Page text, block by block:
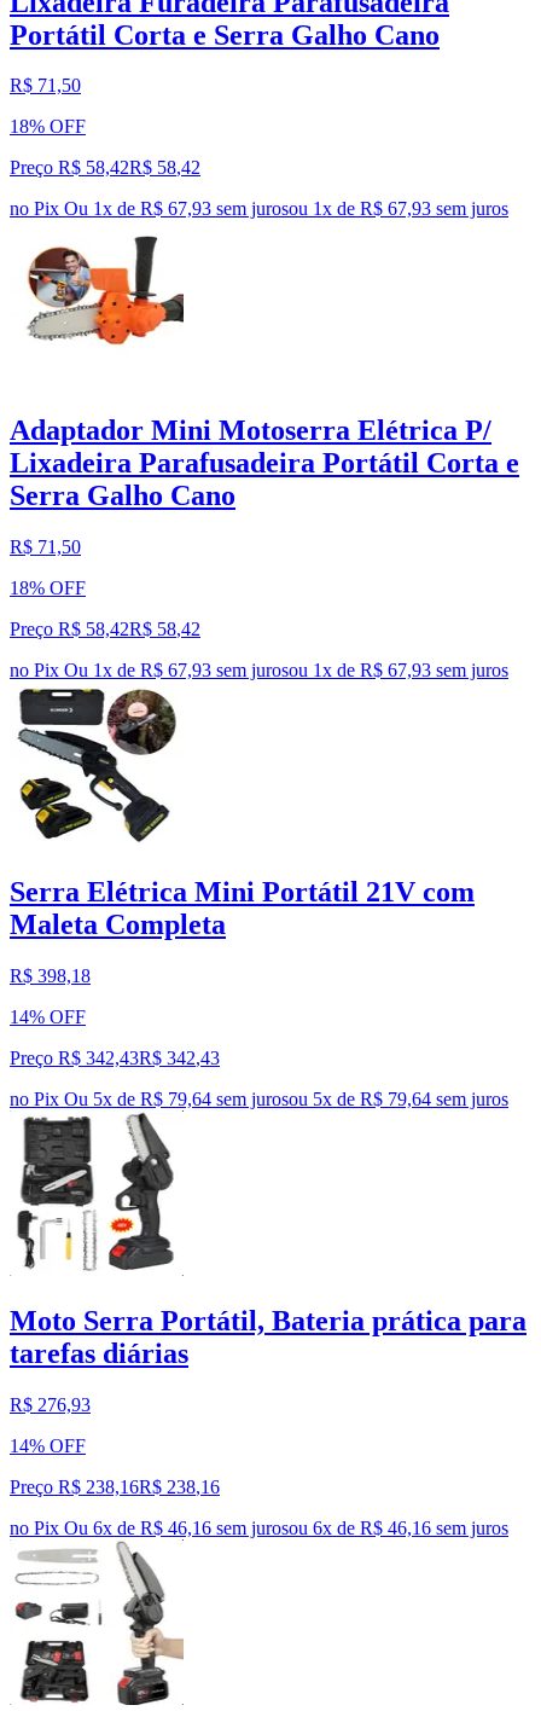
Portátil Corta e Serra Galho Cano
R$ 71,50
18% OFF
Preço R$ 58,42R$ 58,42
no Pix Ou 1x de R$ 67,93 sem jurosou 1x de R$ 67,93 sem juros
Adaptador Mini Motoserra Elétrica P/
Lixadeira Parafusadeira Portátil Corta e
Serra Galho Cano
R$ 71,50
18% OFF
Preço R$ 58,42R$ 58,42
no Pix Ou 1x de R$ 67,93 sem jurosou 1x de R$ 67,93 sem juros
Serra Elétrica Mini Portátil 21V com
Maleta Completa
R$ 398,18
14% OFF
Preço R$ 342,43R$ 342,43
no Pix Ou 5x de R$ 79,64 sem jurosou 5x de R$ 79,64 sem juros
Moto Serra Portátil, Bateria prática para
tarefas diárias
R$ 276,93
14% OFF
Preço R$ 238,16R$ 238,16
no Pix Ou 6x de R$ 46,16 sem jurosou 6x de R$ 46,16 sem juros